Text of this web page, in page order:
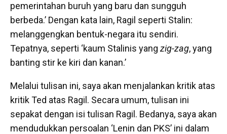
pemerintahan buruh yang baru dan sungguh
berbeda.’ Dengan kata lain, Ragil seperti Stalin:
melanggengkan bentuk-negara itu sendiri.
Tepatnya, seperti ‘kaum Stalinis yang zig-zag, yang
banting stir ke kiri dan kanan.’
Melalui tulisan ini, saya akan menjalankan kritik atas
kritik Ted atas Ragil. Secara umum, tulisan ini
sepakat dengan isi tulisan Ragil. Bedanya, saya akan
mendudukkan persoalan ‘Lenin dan PKS’ ini dalam